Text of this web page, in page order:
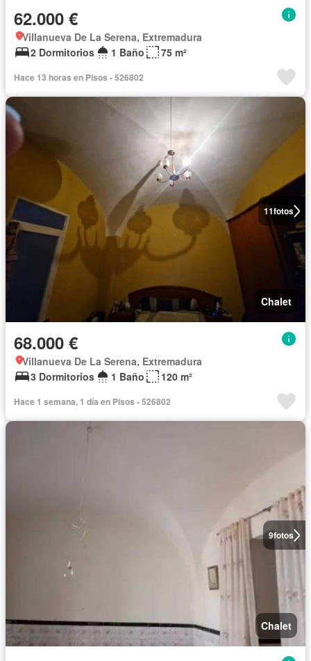
62.000 €
Villanueva De La Serena, Extremadura
2 Dormitorios
1 Baño 75 m²
Hace 13 horas en Pisos - 526802
11fotos
Chalet
68.000 €
Villanueva De La Serena, Extremadura
3 Dormitorios
1 Baño 120 m²
Hace 1 semana, 1 día en Pisos - 526802
9fotos
Chalet